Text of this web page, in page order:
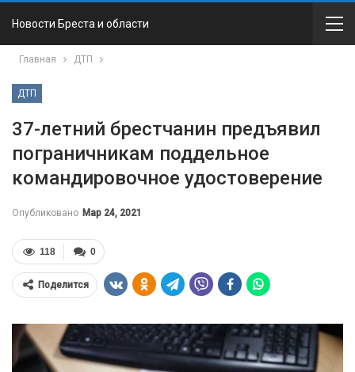
Новости Бреста и области
Главная ДТП
ДТП
37-летний брестчанин предъявил
пограничникам поддельное
командировочное удостоверение
Опубликовано Мар 24, 2021
0
118
Поделится